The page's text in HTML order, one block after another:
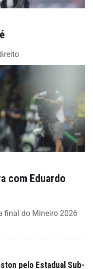
com Eduardo
final do Mineiro 2026
pelo Estadual Sub-